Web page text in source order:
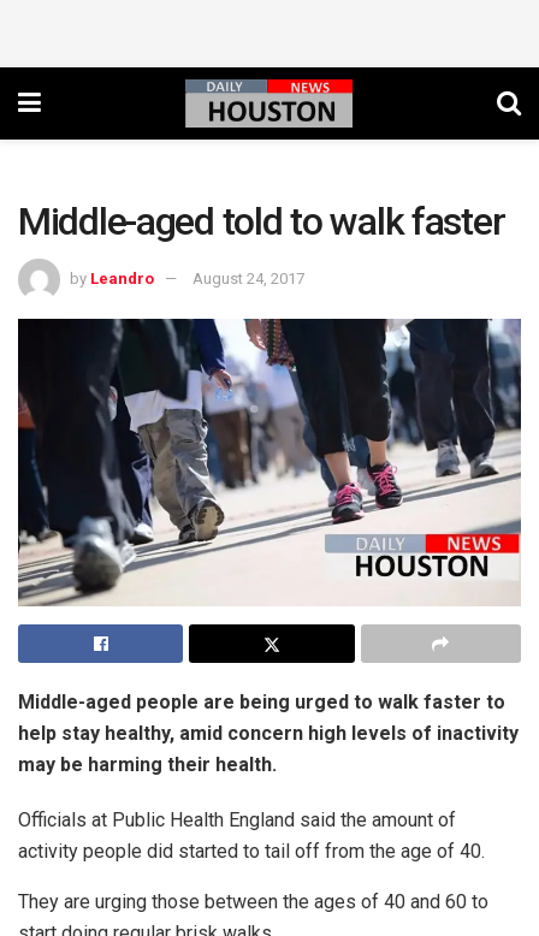
Middle-aged told to walk faster
by Leandro August 24, 2017
Middle-aged people are being urged to walk faster to
help stay healthy, amid concern high levels of inactivity
may be harming their health.
Officials at Public Health England said the amount of
activity people did started to tail off from the age of 40.
They are urging those between the ages of 40 and 60 to